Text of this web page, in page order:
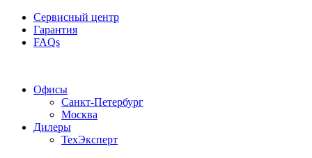
Сервисный центр
Гарантия
FAQs
Офисы
Санкт-Петербург
Москва
Дилеры
ТехЭксперт